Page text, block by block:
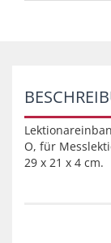
O, für
29 x 21 x 4 cm.